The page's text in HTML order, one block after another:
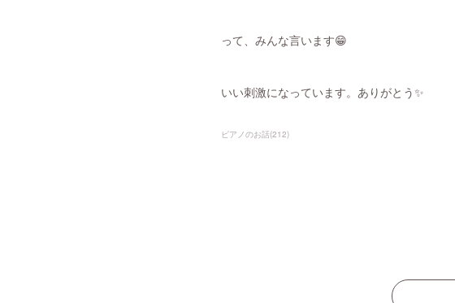
って、みんな言います😁
いい刺激になっています。ありがとう✨
ピアノのお話(212)